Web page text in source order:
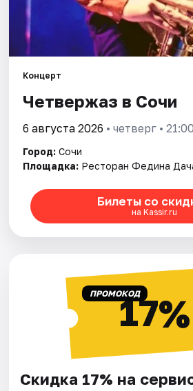
Концерт
Четвержаз в Сочи
6 августа 2026 • четверг • 21:00
Город: Сочи
Площадка: Ресторан Федина
Билеты со
на Kassir.ru
ПРОМОКОД17%
Скидка 17% на